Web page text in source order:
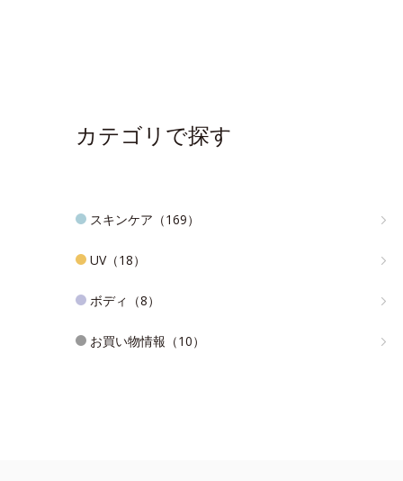
カテゴリで探す
スキンケア（169）
UV（18）
ボディ（8）
お買い物情報（10）